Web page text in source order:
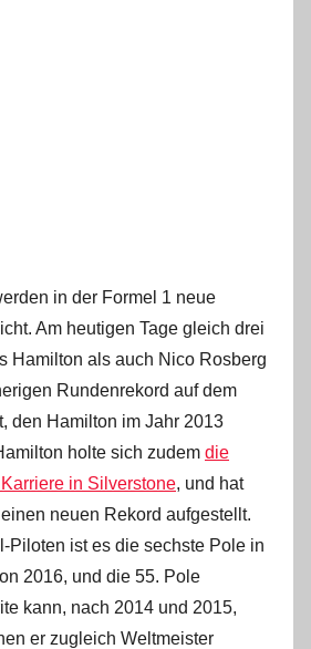
in der Formel 1 neue
Am heutigen Tage gleich drei
Hamilton als auch Nico Rosberg
Rundenrekord auf dem
den Hamilton im Jahr 2013
holte sich zudem die
in Silverstone, und hat
neuen Rekord aufgestellt.
Piloten ist es die sechste Pole in
2016, und die 55. Pole
kann, nach 2014 und 2015,
er zugleich Weltmeister